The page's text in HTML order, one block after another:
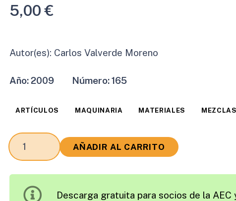
5,00€
Autor(es): Carlos Valverde Moreno
Año:2009 Número:165
ARTÍCULOS MAQUINARIA MATERIALES
La
Compactación
Asfálticas
AÑADIR AL CARRITO
Descarga gratuita para socios de la